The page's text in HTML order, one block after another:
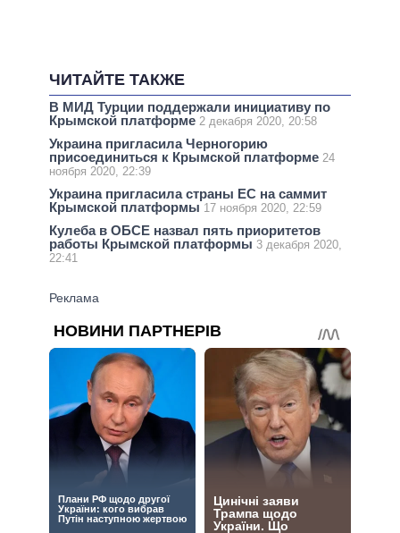
ЧИТАЙТЕ ТАКЖЕ
В МИД Турции поддержали инициативу по
Крымской платформе 2 декабря 2020, 20:58
Украина пригласила Черногорию
присоединиться к Крымской платформе 24
ноября 2020, 22:39
Украина пригласила страны ЕС на саммит
Крымской платформы 17 ноября 2020, 22:59
Кулеба в ОБСЕ назвал пять приоритетов
работы Крымской платформы 3 декабря 2020,
22:41